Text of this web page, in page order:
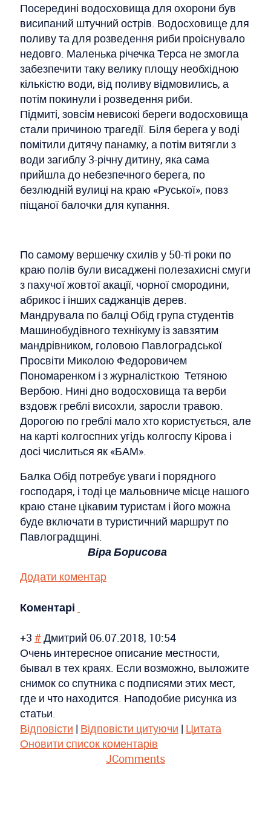
Посередині водосховища для охорони був
висипаний штучний острів. Водосховище для
поливу та для розведення риби проіснувало
недовго. Маленька річечка Терса не змогла
забезпечити таку велику площу необхідною
кількістю води, від поливу відмовились, а
потім покинули і розведення риби.
Підмиті, зовсім невисокі береги водосховища
стали причиною трагедії. Біля берега у воді
помітили дитячу панамку, а потім витягли з
води загиблу 3-річну дитину, яка сама
прийшла до небезпечного берега, по
безлюдній вулиці на краю «Руської», повз
піщаної балочки для купання.
По самому вершечку схилів у 50-ті роки по
краю полів були висаджені полезахисні смуги
з пахучої жовтої акації, чорної смородини,
абрикос і інших саджанців дерев.
Мандрувала по балці Обід група студентів
Машинобудівного технікуму із завзятим
мандрівником, головою Павлоградської
Просвіти Миколою Федоровичем
Пономаренком і з журналісткою Тетяною
Вербою. Нині дно водосховища та верби
вздовж греблі висохли, заросли травою.
Дорогою по греблі мало хто користується, але
на карті колгоспних угідь колгоспу Кірова і
досі числиться як «БАМ».
Балка Обід потребує уваги і порядного
господаря, і тоді це мальовниче місце нашого
краю стане цікавим туристам і його можна
буде включати в туристичний маршрут по
Павлоградщині.
Віра Борисова
Додати коментар
Коментарі
+3 #Дмитрий 06.07.2018, 10:54
Очень интересное описание местности,
бывал в тех краях. Если возможно, выложите
снимок со спутника с подписями этих мест,
где и что находится. Наподобие рисунка из
статьи.
Відповісти | Відповісти цитуючи | Цитата
Оновити список коментарів
JComments